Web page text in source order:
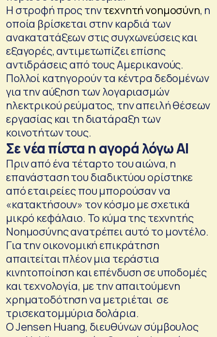
Η στροφή προς τηντεχνητή νοημοσύνη, η
οποία βρίσκεται στην καρδιά των
ανακατατάξεων στις συγχωνεύσεις και
εξαγορές, αντιμετωπίζει επίσης
αντιδράσεις από τους Αμερικανούς.
Πολλοί κατηγορούν τα κέντρα δεδομένων
για την αύξηση των λογαριασμών
ηλεκτρικού ρεύματος, την απειλή θέσεων
εργασίας και τη διατάραξη των
κοινοτήτων τους.
Σε νέα πίστα η αγορά λόγω ΑΙ
Πριν από ένα τέταρτο του αιώνα, η
επανάσταση του διαδικτύου ορίστηκε
από εταιρείες που μπορούσαν να
«κατακτήσουν» τον κόσμο με σχετικά
μικρό κεφάλαιο. Το κύμα της τεχνητής
Νοημοσύνης ανατρέπει αυτό το μοντέλο.
Για την οικονομική επικράτηση
απαιτείται πλέον μια τεράστια
κινητοποίηση και επένδυση σε υποδομές
και τεχνολογία, με την απαιτούμενη
χρηματοδότηση να μετριέται σε
τρισεκατομμύρια δολάρια.
Ο Jensen Huang, διευθύνων σύμβουλος